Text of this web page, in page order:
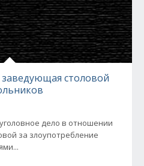
заведующая столовой
дело в отношении
за злоупотребление